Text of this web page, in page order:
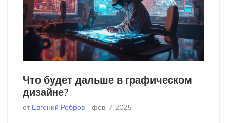
Что будет дальше в графическом
дизайне?
от Евгений Ребров фев, 7 2025